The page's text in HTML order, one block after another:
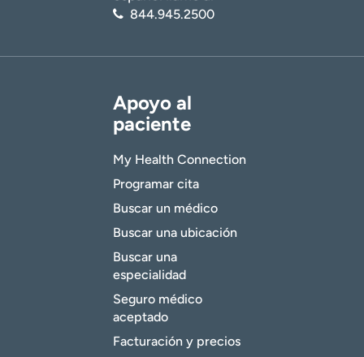
844.945.2500
Apoyo al
paciente
My Health Connection
Programar cita
Buscar un médico
Buscar una ubicación
Buscar una
especialidad
Seguro médico
aceptado
Facturación y precios